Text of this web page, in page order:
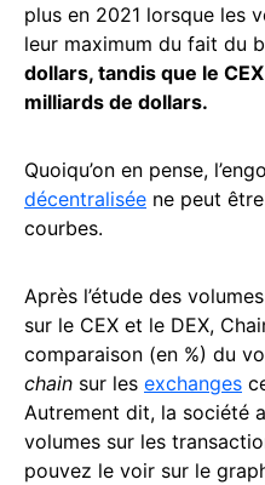
plus en 2021 lorsque les
leur maximum du fait du
dollars, tandis que le
milliards de dollars.
Quoiqu’on en pense,
décentralisée ne peut
courbes.
Après l’étude des
sur le CEX et le DEX,
comparaison (en %) du
chain sur les exchanges
Autrement dit, la société
volumes sur les
pouvez le voir sur le